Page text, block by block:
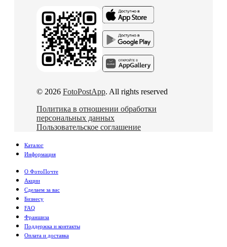
© 2026 FotoPostApp. All rights reserved
Политика в отношении обработки
персональных данных
Пользовательское соглашение
Каталог
Информация
О ФотоПочте
Акции
Сделаем за вас
Бизнесу
FAQ
Франшиза
Поддержка и контакты
Оплата и доставка